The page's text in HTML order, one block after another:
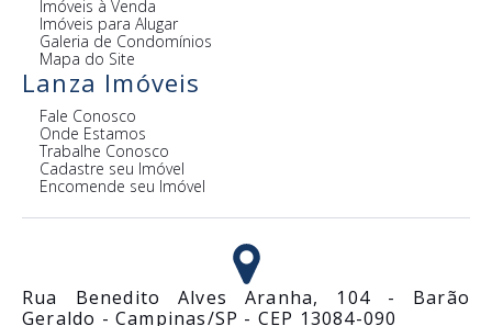
Imóveis à Venda
Imóveis para Alugar
Galeria de Condomínios
Mapa do Site
Lanza Imóveis
Fale Conosco
Onde Estamos
Trabalhe Conosco
Cadastre seu Imóvel
Encomende seu Imóvel
Rua Benedito Alves Aranha, 104 - Barão
Geraldo - Campinas/SP - CEP 13084-090